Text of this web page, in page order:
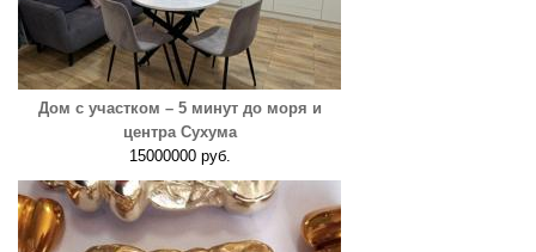
Дом с участком – 5 минут до моря и
центра Сухума
15000000 руб.